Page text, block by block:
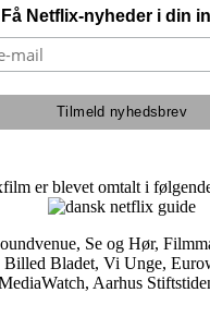
Få Netflix-nyheder i din
er blevet omtalt i
Se og Hør,
Bladet, Vi Unge,
Aarhus